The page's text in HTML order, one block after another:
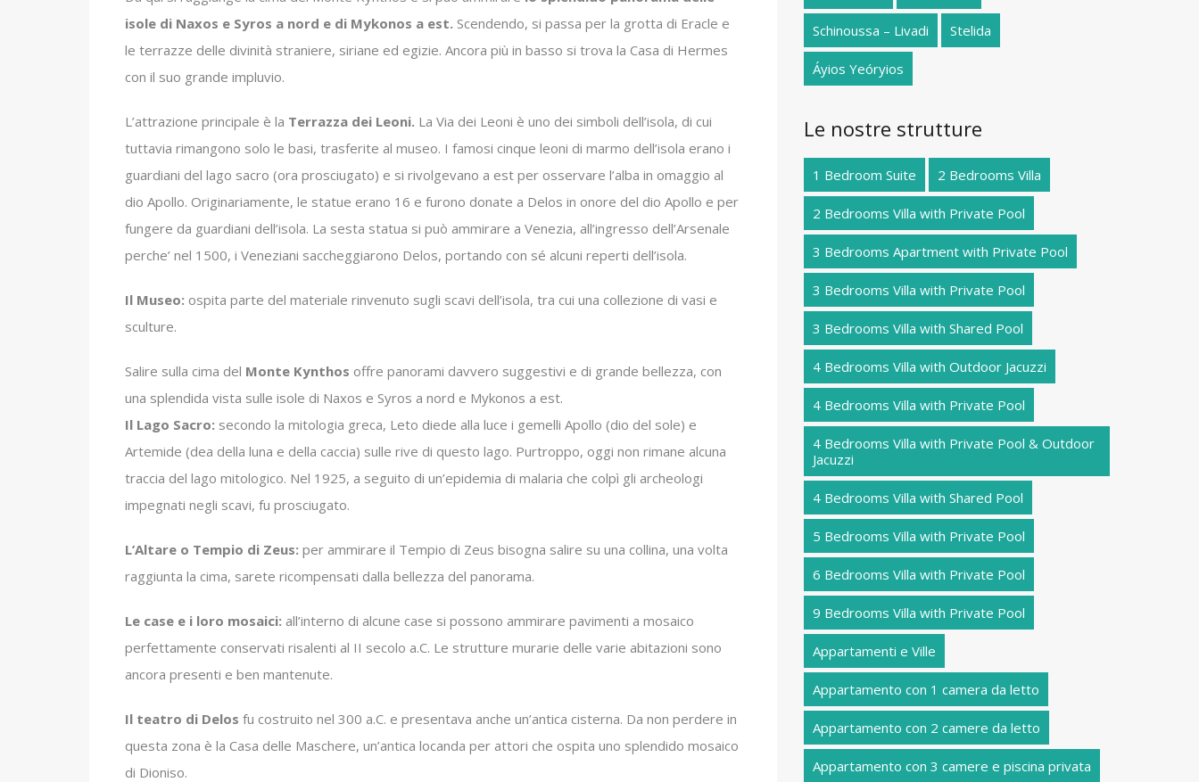
isole di Naxos e Syros a nord e di Mykonos a est. Scendendo, si passa per la grotta di Eracle e
le terrazze delle divinità straniere, siriane ed egizie. Ancora più in basso si trova la Casa di Hermes
con il suo grande impluvio.
L’attrazione principale è la Terrazza dei Leoni. La Via dei Leoni è uno dei simboli dell’isola, di cui
tuttavia rimangono solo le basi, trasferite al museo. I famosi cinque leoni di marmo dell’isola erano i
guardiani del lago sacro (ora prosciugato) e si rivolgevano a est per osservare l’alba in omaggio al
dio Apollo. Originariamente, le statue erano 16 e furono donate a Delos in onore del dio Apollo e per
fungere da guardiani dell’isola. La sesta statua si può ammirare a Venezia, all’ingresso dell’Arsenale
perche’ nel 1500, i Veneziani saccheggiarono Delos, portando con sé alcuni reperti dell’isola.
Il Museo: ospita parte del materiale rinvenuto sugli scavi dell’isola, tra cui una collezione di vasi e
sculture.
Salire sulla cima del Monte Kynthos offre panorami davvero suggestivi e di grande bellezza, con
una splendida vista sulle isole di Naxos e Syros a nord e Mykonos a est.
Il Lago Sacro: secondo la mitologia greca, Leto diede alla luce i gemelli Apollo (dio del sole) e
Artemide (dea della luna e della caccia) sulle rive di questo lago. Purtroppo, oggi non rimane alcuna
traccia del lago mitologico. Nel 1925, a seguito di un’epidemia di malaria che colpì gli archeologi
impegnati negli scavi, fu prosciugato.
L’Altare o Tempio di Zeus: per ammirare il Tempio di Zeus bisogna salire su una collina, una volta
raggiunta la cima, sarete ricompensati dalla bellezza del panorama.
Le case e i loro mosaici: all’interno di alcune case si possono ammirare pavimenti a mosaico
perfettamente conservati risalenti al II secolo a.C. Le strutture murarie delle varie abitazioni sono
ancora presenti e ben mantenute.
Il teatro di Delos fu costruito nel 300 a.C. e presentava anche un’antica cisterna. Da non perdere in
questa zona è la Casa delle Maschere, un’antica locanda per attori che ospita uno splendido mosaico
di Dioniso.
Schinoussa – Livadi Stelida
Áyios Yeóryios
Le nostre strutture
1 Bedroom Suite 2 Bedrooms Villa
2 Bedrooms Villa with Private Pool
3 Bedrooms Apartment with Private Pool
3 Bedrooms Villa with Private Pool
3 Bedrooms Villa with Shared Pool
4 Bedrooms Villa with Outdoor Jacuzzi
4 Bedrooms Villa with Private Pool
4 Bedrooms Villa with Private Pool & Outdoor
Jacuzzi
4 Bedrooms Villa with Shared Pool
5 Bedrooms Villa with Private Pool
6 Bedrooms Villa with Private Pool
9 Bedrooms Villa with Private Pool
Appartamenti e Ville
Appartamento con 1 camera da letto
Appartamento con 2 camere da letto
Appartamento con 3 camere e piscina privata